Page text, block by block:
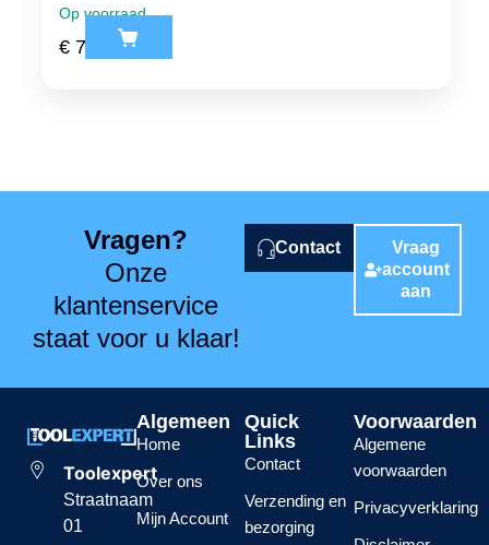
Op voorraad
€ 7,59 ex. btw
Vragen?
Onze
klantenservice
staat voor u klaar!
Contact
Vraag
account
aan
Toolexpert
Straatnaam
01
Algemeen
Home
Over ons
Mijn Account
Quick
Links
Contact
Verzending en
bezorging
Voorwaarden
Algemene
voorwaarden
Privacyverklaring